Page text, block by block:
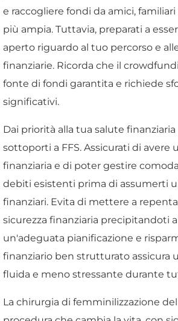
e raccogliere fondi da amici,
più ampia. Tuttavia, preparati a
aperto riguardo al tuo percorso e
finanziarie. Ricorda che il
fonte di fondi garantita e richiede
significativi.
Dai priorità alla tua salute
sottoporti a FFS. Assicurati di avere
finanziaria e di poter gestire
debiti esistenti prima di assumerti
finanziari. Evita di mettere a
sicurezza finanziaria precipitandoti
un'adeguata pianificazione e
finanziario ben strutturato assicura
fluida e meno stressante durante
La chirurgia di femminilizzazione